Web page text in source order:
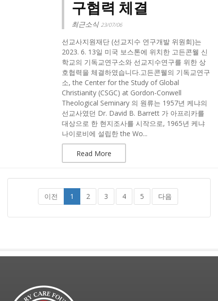
구협력 체결
최근소식 23/07/06
선교사지원재단 (선교지수 연구개발 위원회)는
2023. 6. 13일 미국 보스톤에 위치한 고든콘웰 신
학교의 기독교연구소와 선교지수연구를 위한 상
호협력을 체결하였습니다.​고든콘웰의 기독교연구
소, the Center for the Study of Global
Christianity (CSGC) at Gordon-Conwell
Theological Seminary 의 원류는 1957년 케냐의
선교사였던 Dr. David B. Barrett 가 아프리카를
대상으로 한 현지조사를 시작으로, 1965년 케냐
나이로비에 설립한 the Wo...
Read More
이전 1 2 3 4 5 다음